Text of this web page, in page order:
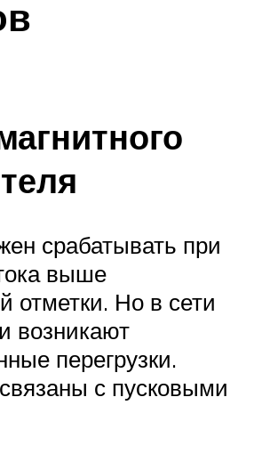
срабатывать при
выше
отметки. Но в сети
возникают
перегрузки.
с пусковыми